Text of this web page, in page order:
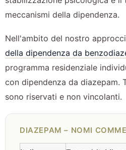
meccanismi della dipendenza.
Nell'ambito del nostro
della dipendenza da
programma residenziale
con dipendenza da diazepam.
sono riservati e non vincolanti.
DIAZEPAM – NOMI